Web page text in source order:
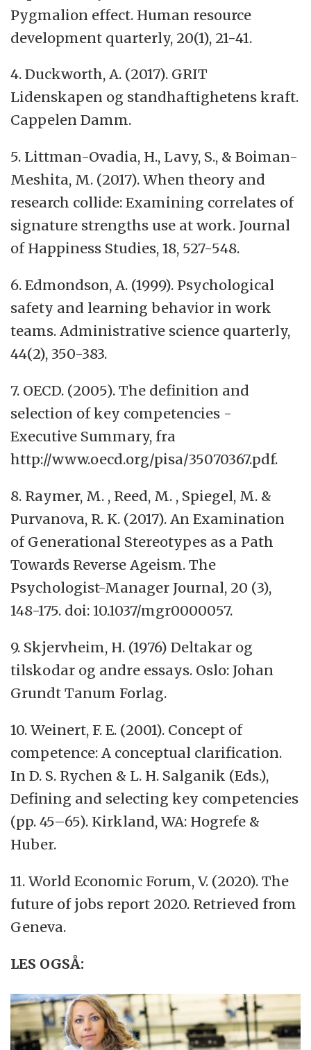
Pygmalion effect. Human resource
development quarterly, 20(1), 21-41.
4. Duckworth, A. (2017). GRIT
Lidenskapen og standhaftighetens kraft.
Cappelen Damm.
5. Littman-Ovadia, H., Lavy, S., & Boiman-
Meshita, M. (2017). When theory and
research collide: Examining correlates of
signature strengths use at work. Journal
of Happiness Studies, 18, 527-548.
6. Edmondson, A. (1999). Psychological
safety and learning behavior in work
teams. Administrative science quarterly,
44(2), 350-383.
7. OECD. (2005). The definition and
selection of key competencies -
Executive Summary, fra
http://www.oecd.org/pisa/35070367.pdf.
8. Raymer, M. , Reed, M. , Spiegel, M. &
Purvanova, R. K. (2017). An Examination
of Generational Stereotypes as a Path
Towards Reverse Ageism. The
Psychologist-Manager Journal, 20 (3),
148-175. doi: 10.1037/mgr0000057.
9. Skjervheim, H. (1976) Deltakar og
tilskodar og andre essays. Oslo: Johan
Grundt Tanum Forlag.
10. Weinert, F. E. (2001). Concept of
competence: A conceptual clarification.
In D. S. Rychen & L. H. Salganik (Eds.),
Defining and selecting key competencies
(pp. 45–65). Kirkland, WA: Hogrefe &
Huber.
11. World Economic Forum, V. (2020). The
future of jobs report 2020. Retrieved from
Geneva.
LES OGSÅ: